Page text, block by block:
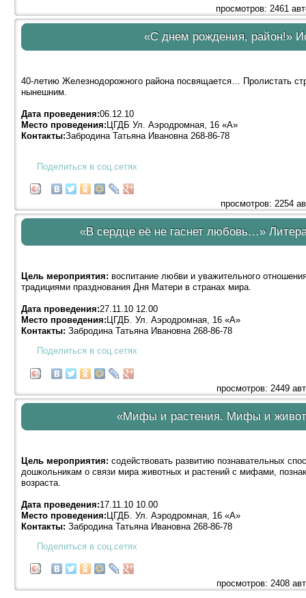
просмотров: 2461
«С днем рождения, район!»
40-летию Железнодорожного района посвящается… Пролистать
нынешним.
Дата проведения:06.12.10
Место проведения: ЦГДБ Ул. Аэродромная, 16 «А»
Контакты:Забродина Татьяна Ивановна 268-86-78
Поделиться в соц.сетях
просмотров: 2254
«В сердце её не гаснет любовь…»
Цель мероприятия: воспитание любви и уважительного
традициями празднования Дня Матери в странах мира.
Дата проведения:27.11.10 12.00
Место проведения: ЦГДБ. Ул. Аэродромная, 16 «А»
Контакты: Забродина Татьяна Ивановна 268-86-78
Поделиться в соц.сетях
просмотров: 2449
«Мифы и растения. Мифы и
Цель мероприятия: содействовать развитию познавательных
дошкольникам о связи мира животных и растений с мифами,
возраста.
Дата проведения:17.11.10 10.00
Место проведения:ЦГДБ. Ул. Аэродромная, 16 «А»
Контакты: Забродина Татьяна Ивановна 268-86-78
Поделиться в соц.сетях
просмотров: 2408